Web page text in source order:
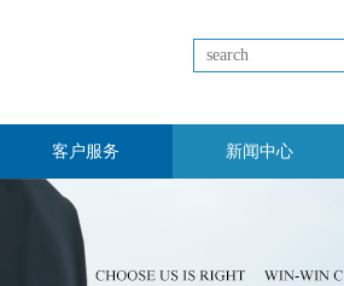
客户服务 新闻中心